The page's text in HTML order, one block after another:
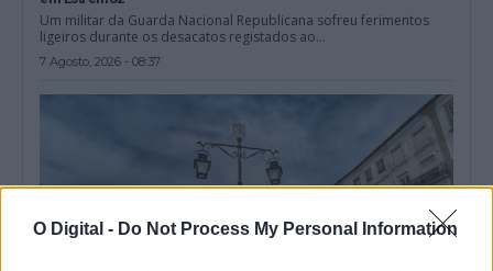
O Digital - Do Not Process My Personal Information
Um militar da Guarda Nacional Republicana sofreu ferimentos
ligeiros durante os desacatos registados ao...
7 Agosto, 2026 - 08:37